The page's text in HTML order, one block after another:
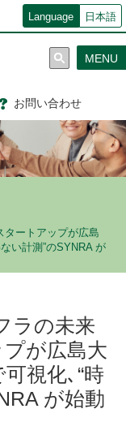
Language 日本語
お問い合わせ
MENU
タートアップが広島
い計測”のSYNRA が
ラの未来
が広島大
視化､“時
が始動